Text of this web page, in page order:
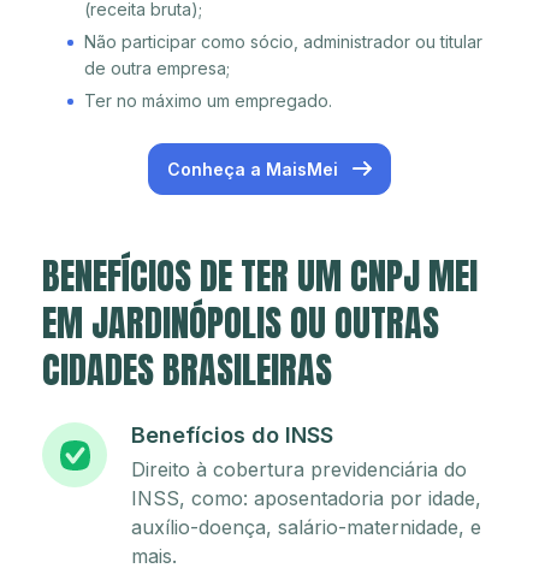
(receita bruta);
Não participar como sócio, administrador ou titular
de outra empresa;
Ter no máximo um empregado.
Conheça a MaisMei
BENEFÍCIOS DE TER UM CNPJ MEI
EM JARDINÓPOLIS OU OUTRAS
CIDADES BRASILEIRAS
Benefícios do INSS
Direito à cobertura previdenciária do
INSS, como: aposentadoria por idade,
auxílio-doença, salário-maternidade, e
mais.